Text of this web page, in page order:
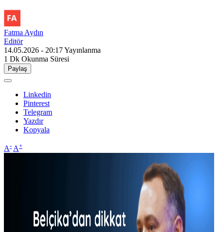
Fatma Aydın
Editör
14.05.2026 - 20:17Yayınlanma
1 Dk Okunma Süresi
Paylaş
Linkedin
Pinterest
Telegram
Yazdır
Kopyala
A- A+